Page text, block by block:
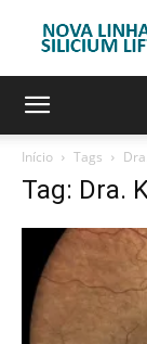
Início Tags
Tag: Dra.